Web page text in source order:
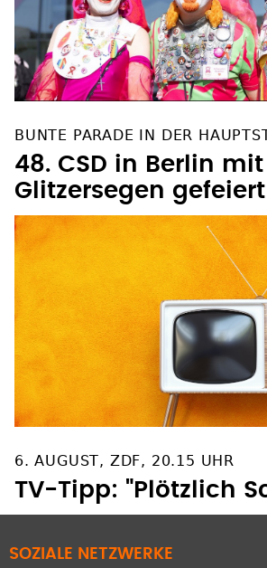
BUNTE PARADE IN DER
48. CSD in Berlin mit
Glitzersegen gefeiert
6. AUGUST, ZDF, 20.15 UHR
TV-Tipp: "Plötzlich
SOZIALE NETZWERKE